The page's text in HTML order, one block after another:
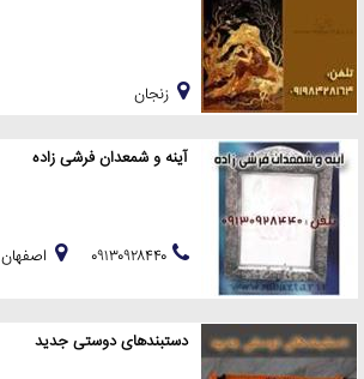
زنجان
آینه و شمعدان فرشی زاده
اصفهان
دستبندهای دوستی جدید